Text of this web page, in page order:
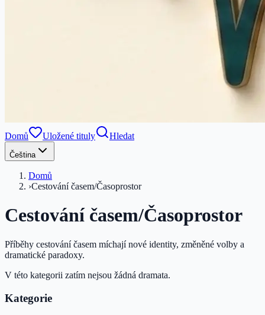
Domů Uložené tituly Hledat
Čeština
Domů
›Cestování časem/Časoprostor
Cestování časem/Časoprostor
Příběhy cestování časem míchají nové identity, změněné volby a
dramatické paradoxy.
V této kategorii zatím nejsou žádná dramata.
Kategorie